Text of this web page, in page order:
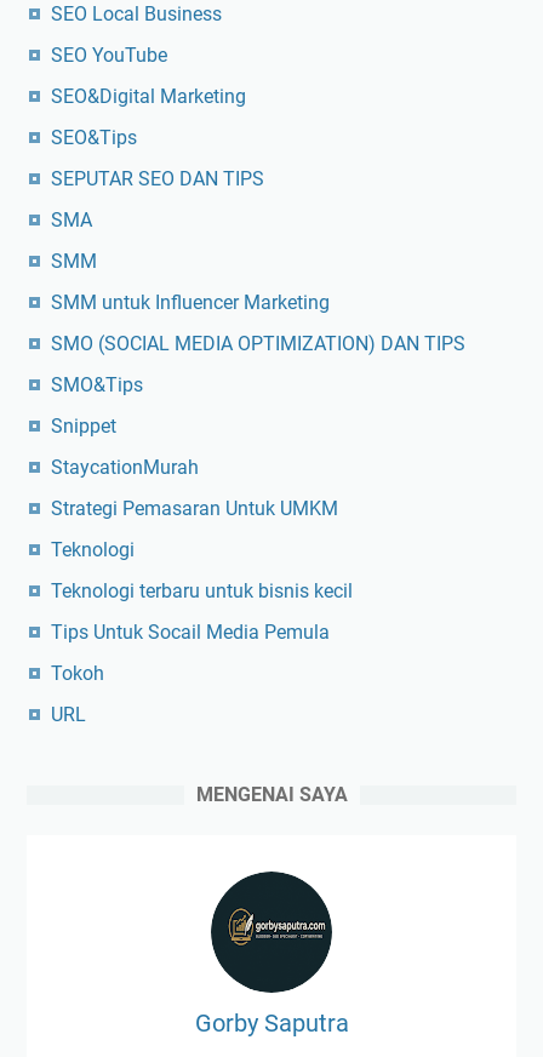
SEO Local Business
SEO YouTube
SEO&Digital Marketing
SEO&Tips
SEPUTAR SEO DAN TIPS
SMA
SMM
SMM untuk Influencer Marketing
SMO (SOCIAL MEDIA OPTIMIZATION) DAN TIPS
SMO&Tips
Snippet
StaycationMurah
Strategi Pemasaran Untuk UMKM
Teknologi
Teknologi terbaru untuk bisnis kecil
Tips Untuk Socail Media Pemula
Tokoh
URL
MENGENAI SAYA
Gorby Saputra